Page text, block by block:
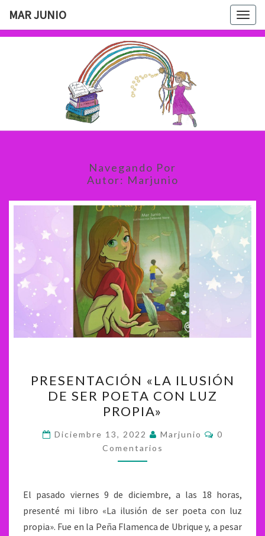
contenido
MAR JUNIO
MAR
JUNIO
Navegando Por
Autor: Marjunio
«LA
ILUSIÓN
DE
SER
POETA
CON
PROPIA»
PRESENTACIÓN «LA ILUSIÓN
DE SER POETA CON LUZ
PROPIA»
Diciembre 13, 2022 Marjunio
0
Comentarios
El pasado viernes 9 de diciembre, a las 18 horas,
presenté mi libro «La ilusión de ser poeta con luz
propia». Fue en la Peña Flamenca de Ubrique y, a pesar